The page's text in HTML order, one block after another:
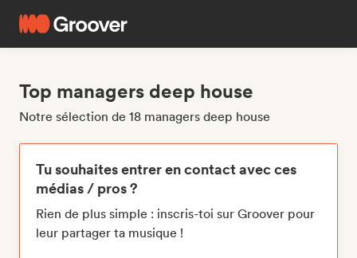
Top managers deep house
Notre sélection de 18 managers deep house
Tu souhaites entrer en contact avec ces
médias / pros ?
Rien de plus simple : inscris-toi sur Groover pour
leur partager ta musique !